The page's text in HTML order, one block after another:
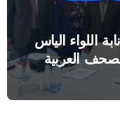
اللواء الياس
العربية